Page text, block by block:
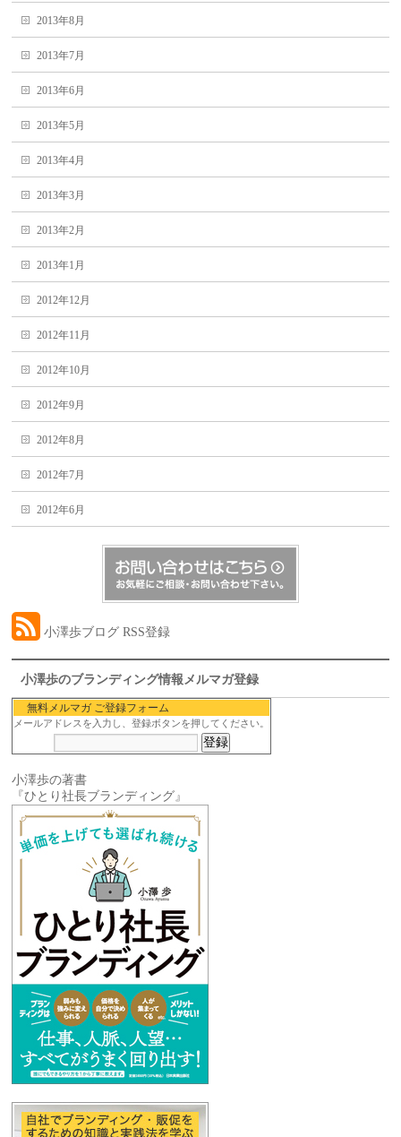
2013年8月
2013年7月
2013年6月
2013年5月
2013年4月
2013年3月
2013年2月
2013年1月
2012年12月
2012年11月
2012年10月
2012年9月
2012年8月
2012年7月
2012年6月
小澤歩ブログ RSS登録
小澤歩のブランディング情報メルマガ登録
無料メルマガ ご登録フォーム
メールアドレスを入力し、登録ボタンを押してください。
小澤歩の著書
『ひとり社長ブランディング』